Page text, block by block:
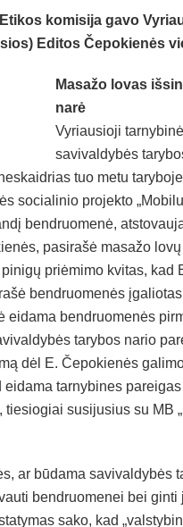
komisija gavo
Editos Čepokienės
Masažo lovas
narė
Vyriausioji
savivaldybės
tuo metu
socialinio projekto
bendruomenė,
pasirašė masažo
priėmimo kvitas,
bendruomenės
eidama bendruomenės
tarybos nario
dėl E. Čepokienės
tarnybines
susijusius su MB
ar būdama savivaldybės
bendruomenei bei ginti
sako, kad